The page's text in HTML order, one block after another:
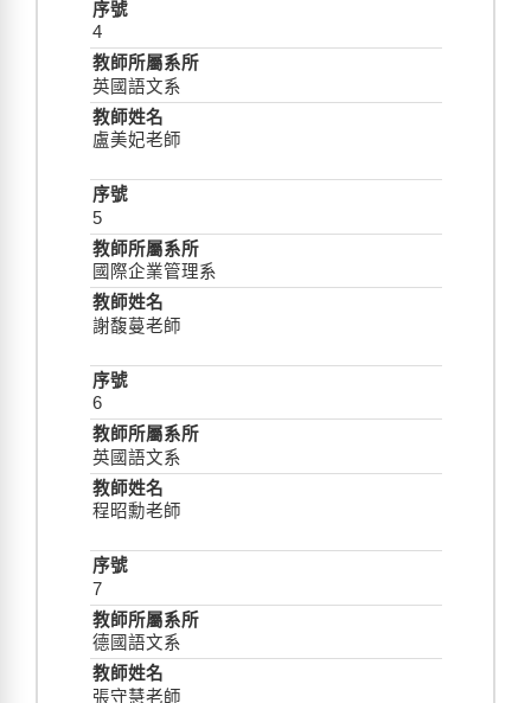
4
英國語文系
盧美妃老師
5
國際企業管理系
謝馥蔓老師
6
英國語文系
程昭勳老師
7
德國語文系
張守慧老師